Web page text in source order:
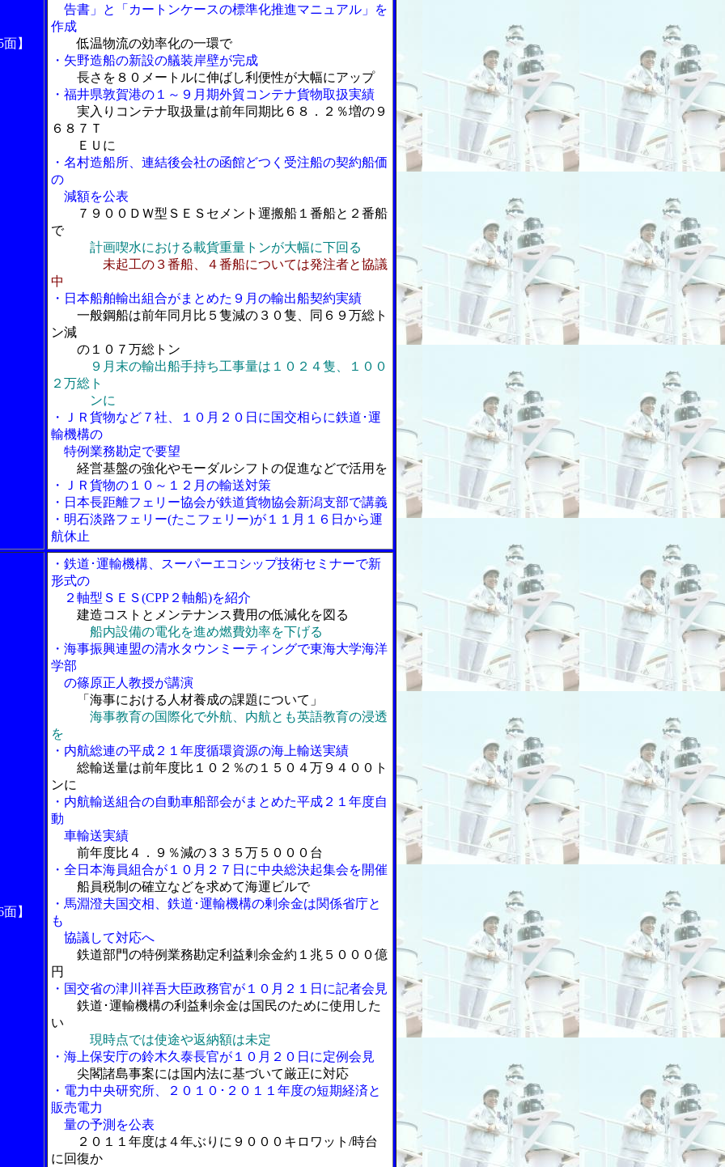
】
告書」と「カートンケースの標準化推進マニュアル」を
作成
低温物流の効率化の一環で
・矢野造船の新設の艤装岸壁が完成
長さを８０メートルに伸ばし利便性が大幅にアップ
・福井県敦賀港の１～９月期外貿コンテナ貨物取扱実績
実入りコンテナ取扱量は前年同期比６８．２％増の９
６８７Ｔ
ＥＵに
・名村造船所、連結後会社の函館どつく受注船の契約船価
の
減額を公表
７９００ＤＷ型ＳＥＳセメント運搬船１番船と２番船
で
計画喫水における載貨重量トンが大幅に下回る
未起工の３番船、４番船については発注者と協議
中
・日本船舶輸出組合がまとめた９月の輸出船契約実績
一般鋼船は前年同月比５隻減の３０隻、同６９万総ト
ン減
の１０７万総トン
９月末の輸出船手持ち工事量は１０２４隻、１００
２万総ト
ンに
・ＪＲ貨物など７社、１０月２０日に国交相らに鉄道･運
輸機構の
特例業務勘定で要望
経営基盤の強化やモーダルシフトの促進などで活用を
・ＪＲ貨物の１０～１２月の輸送対策
・日本長距離フェリー協会が鉄道貨物協会新潟支部で講義
・明石淡路フェリー(たこフェリー)が１１月１６日から運
航休止
】
・鉄道･運輸機構、スーパーエコシップ技術セミナーで新
形式の
２軸型ＳＥＳ(CPP２軸船)を紹介
建造コストとメンテナンス費用の低減化を図る
船内設備の電化を進め燃費効率を下げる
・海事振興連盟の清水タウンミーティングで東海大学海洋
学部
の篠原正人教授が講演
「海事における人材養成の課題について」
海事教育の国際化で外航、内航とも英語教育の浸透
を
・内航総連の平成２１年度循環資源の海上輸送実績
総輸送量は前年度比１０２％の１５０４万９４００ト
ンに
・内航輸送組合の自動車船部会がまとめた平成２１年度自
動
車輸送実績
前年度比４．９％減の３３５万５０００台
・全日本海員組合が１０月２７日に中央総決起集会を開催
船員税制の確立などを求めて海運ビルで
・馬淵澄夫国交相、鉄道･運輸機構の剰余金は関係省庁と
も
協議して対応へ
鉄道部門の特例業務勘定利益剰余金約１兆５０００億
円
・国交省の津川祥吾大臣政務官が１０月２１日に記者会見
鉄道･運輸機構の利益剰余金は国民のために使用した
い
現時点では使途や返納額は未定
・海上保安庁の鈴木久泰長官が１０月２０日に定例会見
尖閣諸島事案には国内法に基づいて厳正に対応
・電力中央研究所、２０１０･２０１１年度の短期経済と
販売電力
量の予測を公表
２０１１年度は４年ぶりに９０００キロワット/時台
に回復か